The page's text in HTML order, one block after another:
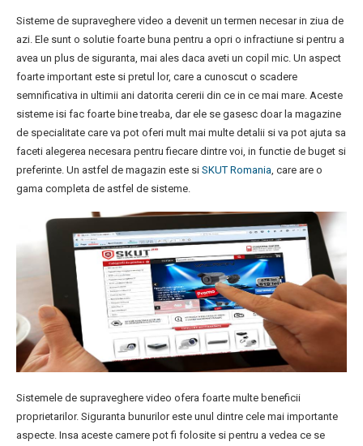
Sisteme de supraveghere video a devenit un termen necesar in ziua de
azi. Ele sunt o solutie foarte buna pentru a opri o infractiune si pentru a
avea un plus de siguranta, mai ales daca aveti un copil mic. Un aspect
foarte important este si pretul lor, care a cunoscut o scadere
semnificativa in ultimii ani datorita cererii din ce in ce mai mare. Aceste
sisteme isi fac foarte bine treaba, dar ele se gasesc doar la magazine
de specialitate care va pot oferi mult mai multe detalii si va pot ajuta sa
faceti alegerea necesara pentru fiecare dintre voi, in functie de buget si
preferinte. Un astfel de magazin este si SKUT Romania, care are o
gama completa de astfel de sisteme.
Sistemele de supraveghere video ofera foarte multe beneficii
proprietarilor. Siguranta bunurilor este unul dintre cele mai importante
aspecte. Insa aceste camere pot fi folosite si pentru a vedea ce se